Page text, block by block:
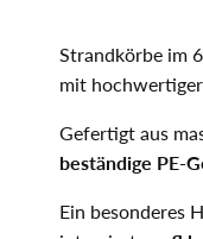
Strandkörbe im
mit
Gefertigt aus
beständige PE-
Ein besonderes